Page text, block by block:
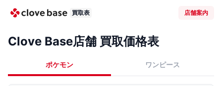
買取表 店舗案内
Clove Base店舗 買取価格表
ポケモン ワンピース